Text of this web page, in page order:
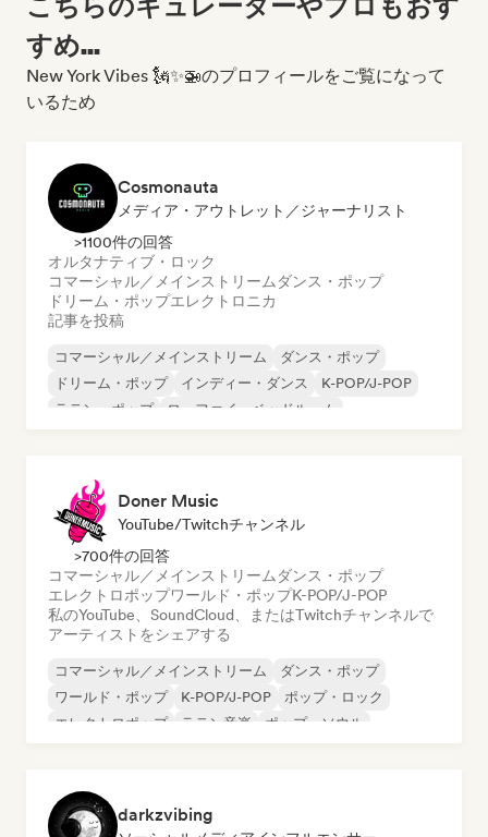
すめ...
New York Vibes 🗽✨🚁のプロフィールをご覧になって
いるため
Cosmonauta
メディア・アウトレット／ジャーナリスト
>1100件の回答
オルタナティブ・ロック
コマーシャル／メインストリーム ダンス・ポップ
ドリーム・ポップエレクトロニカ
記事を投稿
コマーシャル／メインストリーム
ダンス・ポップ
ドリーム・ポップ
インディー・ダンス
K-POP/J-POP
ラテン・ポップ
ローファイ・ベッドルーム
Doner Music
YouTube/Twitchチャンネル
>700件の回答
コマーシャル／メインストリーム ダンス・ポップ
エレクトロポップワールド・ポップK-POP/J-POP
私のYouTube、SoundCloud、またはTwitchチャンネルで
アーティストをシェアする
コマーシャル／メインストリーム
ダンス・ポップ
ワールド・ポップ
K-POP/J-POP
ポップ・ロック
エレクトロポップ
ラテン音楽 ポップ・ソウル
darkzvibing